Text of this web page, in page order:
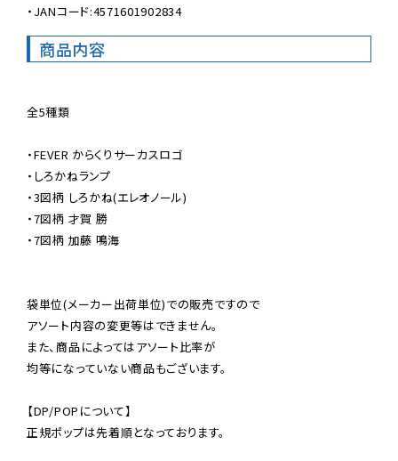
・JANコード:4571601902834
商品内容
全5種類
・FEVER からくりサーカスロゴ
・しろかねランプ
・3図柄 しろかね(エレオノール)
・7図柄 才賀 勝
・7図柄 加藤 鳴海
袋単位(メーカー出荷単位)での販売ですので
アソート内容の変更等はできません。
また、商品によってはアソート比率が
均等になっていない商品もございます。
【DP/POPについて】
正規ポップは先着順となっております。